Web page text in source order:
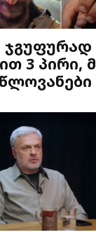
3 პირი,